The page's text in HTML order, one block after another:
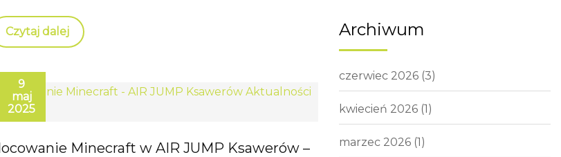
Czytaj dalej
9
maj
2025
Minecraft w AIR JUMP Ksawerów –
Archiwum
czerwiec 2026 (3)
kwiecień 2026 (1)
marzec 2026 (1)